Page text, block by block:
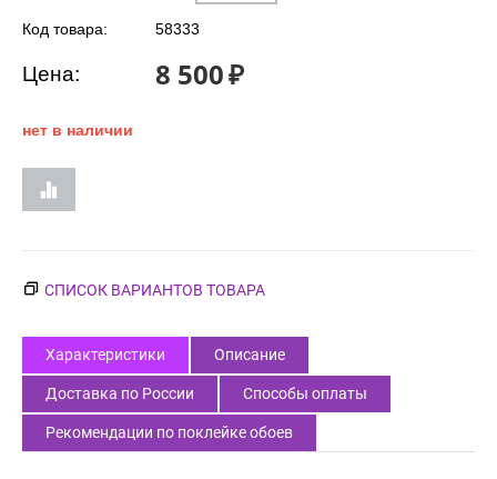
Код товара: 58333
Цена: 8 500₽
нет в наличии
СПИСОК ВАРИАНТОВ ТОВАРА
Характеристики Описание
Доставка по России Способы оплаты
Рекомендации по поклейке обоев